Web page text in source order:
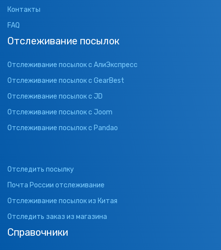
Контакты
FAQ
Отслеживание посылок
Отслеживание посылок с АлиЭкспресс
Отслеживание посылок с GearBest
Отслеживание посылок с JD
Отслеживание посылок с Joom
Отслеживание посылок с Pandao
Отследить посылку
Почта России отслеживание
Отслеживание посылок из Китая
Отследить заказ из магазина
Справочники